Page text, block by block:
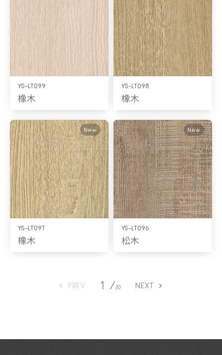
YS-LT099
橡木
YS-LT098
橡木
New
YS-LT097
橡木
New
YS-LT096
松木
PREV 1 /20 NEXT